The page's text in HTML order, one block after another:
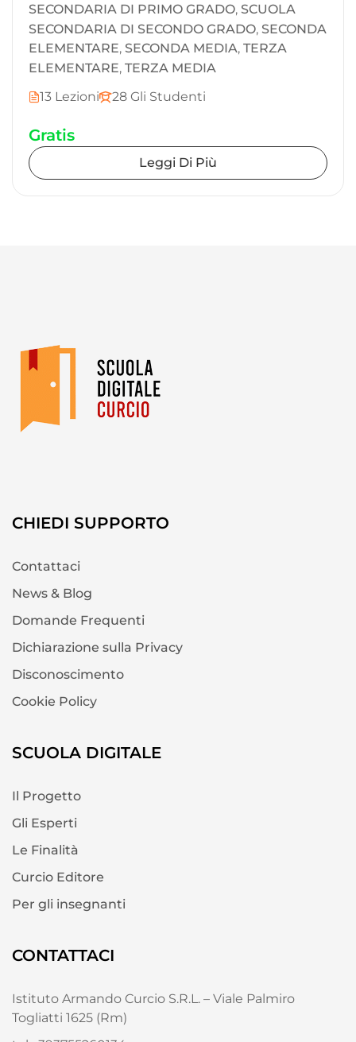
SECONDARIA DI PRIMO GRADO, SCUOLA
SECONDARIA DI SECONDO GRADO, SECONDA
ELEMENTARE, SECONDA MEDIA, TERZA
ELEMENTARE, TERZA MEDIA
13 Lezioni
28 Gli Studenti
Gratis
Leggi Di Più
CHIEDI SUPPORTO
Contattaci
News & Blog
Domande Frequenti
Dichiarazione sulla Privacy
Disconoscimento
Cookie Policy
SCUOLA DIGITALE
Il Progetto
Gli Esperti
Le Finalità
Curcio Editore
Per gli insegnanti
CONTATTACI
Istituto Armando Curcio S.R.L. – Viale Palmiro
Togliatti 1625 (Rm)